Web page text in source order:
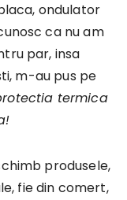
ondulator
ca nu am
par, insa
m-au pus pe
termica
produsele,
fie din comert,